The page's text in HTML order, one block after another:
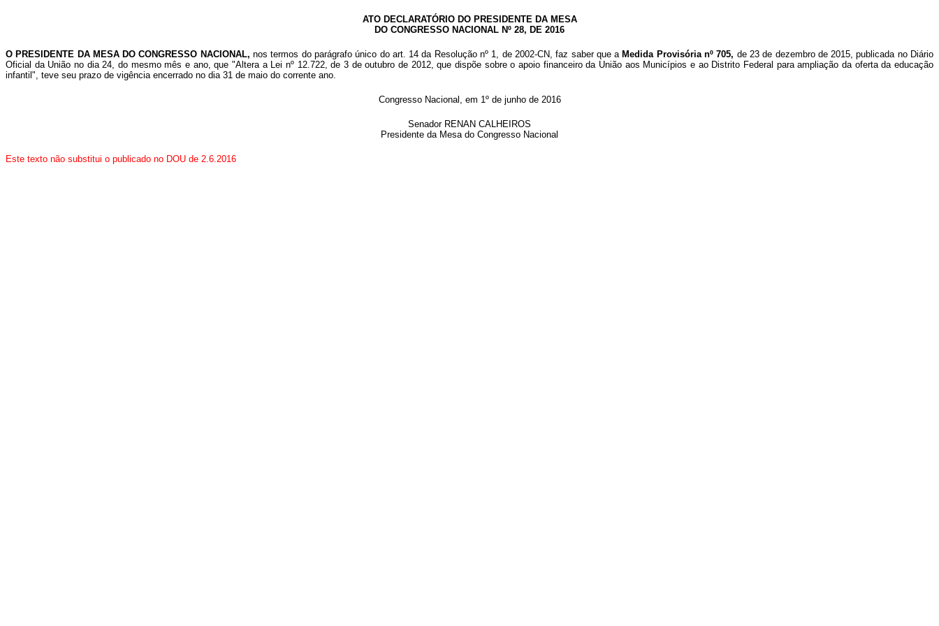
ATO DECLARATÓRIO DO PRESIDENTE DA MESA
DO CONGRESSO NACIONAL Nº 28, DE 2016
O PRESIDENTE DA MESA DO CONGRESSO NACIONAL,nos termos do parágrafo único do art. 14 da Resolução nº 1, de 2002-CN, faz saber que a Medida Provisória nº 705, de 23 de dezembro de 2015, publicada no Diário
Oficial da União no dia 24, do mesmo mês e ano, que "Altera a Lei nº 12.722, de 3 de outubro de 2012, que dispõe sobre o apoio financeiro da União aos Municípios e ao Distrito Federal para ampliação da oferta da educação
infantil", teve seu prazo de vigência encerrado no dia 31 de maio do corrente ano.
Congresso Nacional, em 1º de junho de 2016
Senador RENAN CALHEIROS
Presidente da Mesa do Congresso Nacional
Este texto não substitui o publicado no DOU de 2.6.2016